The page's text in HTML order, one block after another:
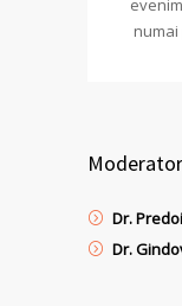
numai
Dr.
Dr.